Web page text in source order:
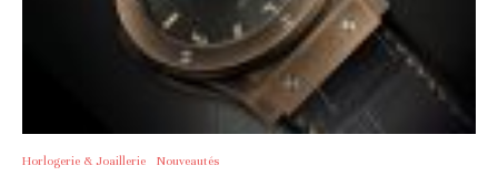
Horlogerie & Joaillerie Nouveautés